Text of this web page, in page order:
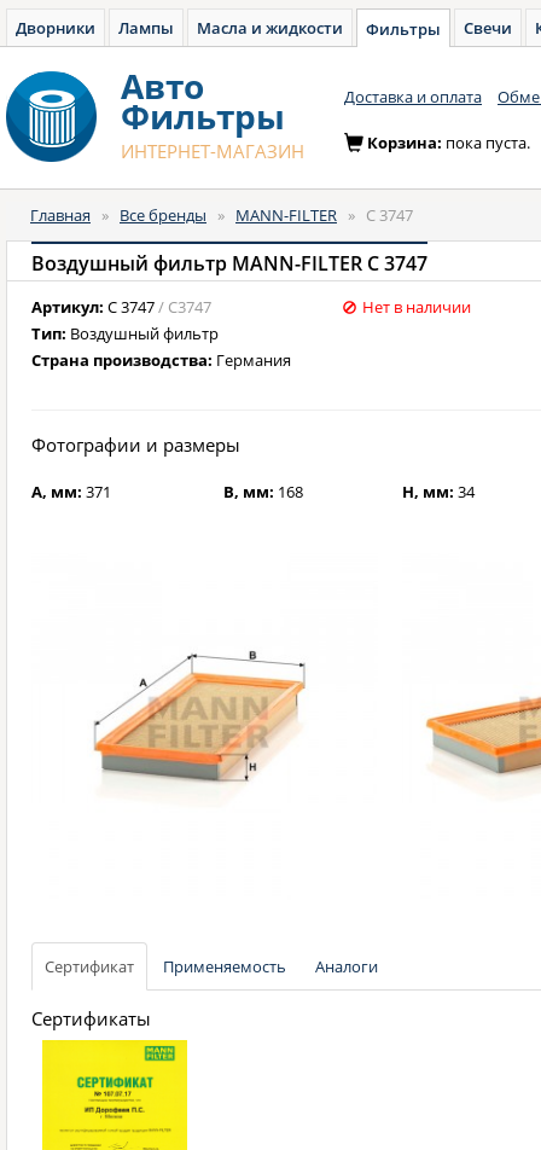
Дворники Лампы Масла и жидкости Фильтры Свечи
Авто
Фильтры
ИНТЕРНЕТ-МАГАЗИН
Доставка и оплата
Корзина: пока пуста.
Главная » Все бренды » MANN-FILTER » C 3747
Воздушный фильтр MANN-FILTER C 3747
Артикул: C 3747/ C3747
Тип: Воздушный фильтр
Страна производства: Германия
Нет в наличии
Фотографии и размеры
A, мм: 371 B, мм: 168 H, мм:34
Сертификат Применяемость Аналоги
Сертификаты